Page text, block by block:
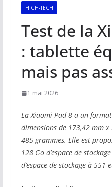
HIGH-TECH
Test de la
: tablette
mais pas
1 mai 2026
La Xiaomi Pad 8 a un
dimensions de 173,42 mm
485 grammes. Elle est
128 Go d’espace de
d’espace de stockage à 551